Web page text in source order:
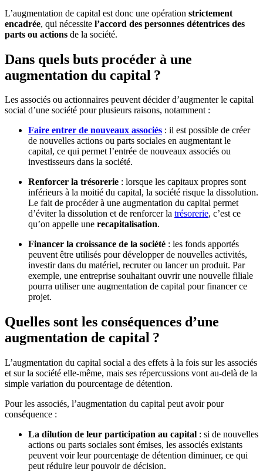
L’augmentation de capital est donc une opération strictement
encadrée, qui nécessite l’accord des personnes détentrices des
parts ou actions de la société.
Dans quels buts procéder à une
augmentation du capital ?
Les associés ou actionnaires peuvent décider d’augmenter le capital
social d’une société pour plusieurs raisons, notamment :
Faire entrer de nouveaux associés : il est possible de créer
de nouvelles actions ou parts sociales en augmentant le
capital, ce qui permet l’entrée de nouveaux associés ou
investisseurs dans la société.
Renforcer la trésorerie : lorsque les capitaux propres sont
inférieurs à la moitié du capital, la société risque la dissolution.
Le fait de procéder à une augmentation du capital permet
d’éviter la dissolution et de renforcer la trésorerie, c’est ce
qu’on appelle une recapitalisation.
Financer la croissance de la société : les fonds apportés
peuvent être utilisés pour développer de nouvelles activités,
investir dans du matériel, recruter ou lancer un produit. Par
exemple, une entreprise souhaitant ouvrir une nouvelle filiale
pourra utiliser une augmentation de capital pour financer ce
projet.
Quelles sont les conséquences d’une
augmentation de capital ?
L’augmentation du capital social a des effets à la fois sur les associés
et sur la société elle-même, mais ses répercussions vont au-delà de la
simple variation du pourcentage de détention.
Pour les associés, l’augmentation du capital peut avoir pour
conséquence :
La dilution de leur participation au capital : si de nouvelles
actions ou parts sociales sont émises, les associés existants
peuvent voir leur pourcentage de détention diminuer, ce qui
peut réduire leur pouvoir de décision.